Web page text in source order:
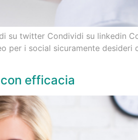
su twitter Condividi su linkedin
per i social sicuramente desideri
efficacia